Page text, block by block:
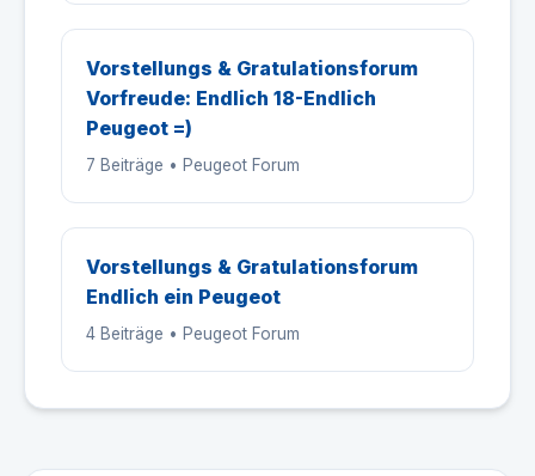
Vorstellungs & Gratulationsforum
Vorfreude: Endlich 18-Endlich
Peugeot =)
7 Beiträge • Peugeot Forum
Vorstellungs & Gratulationsforum
Endlich ein Peugeot
4 Beiträge • Peugeot Forum